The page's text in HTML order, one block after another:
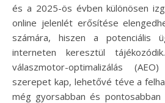
és a 2025-ös évben különösen
online jelenlét erősítése
számára, hiszen a potenciális
interneten keresztül
válaszmotor-optimalizálás
szerepet kap, lehetővé téve a
még gyorsabban és pontosabban